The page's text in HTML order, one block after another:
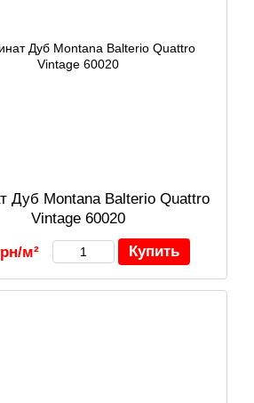
Дуб Montana Balterio Quattro
Vintage 60020
м² Купить